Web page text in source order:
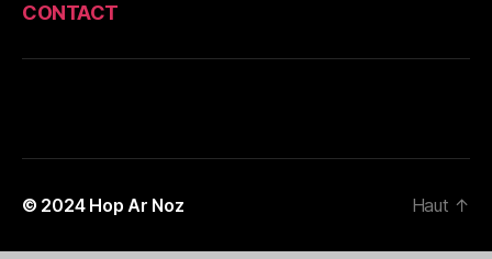
CONTACT
© 2024 Hop Ar Noz Haut ↑